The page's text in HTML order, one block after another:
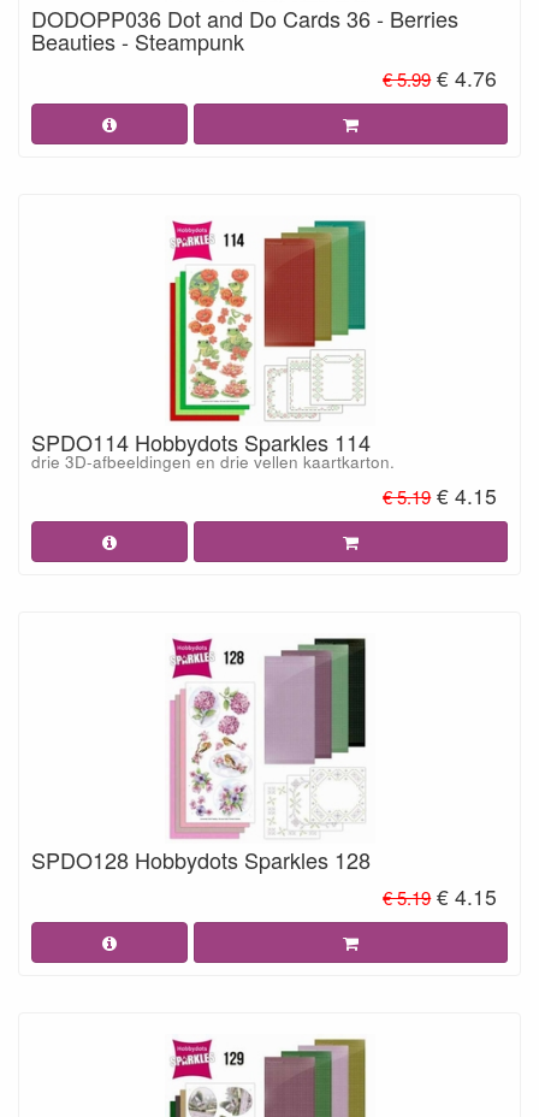
DODOPP036 Dot and Do Cards 36 - Berries
Beauties - Steampunk
€ 5.99 € 4.76
SPDO114 Hobbydots Sparkles 114
drie 3D-afbeeldingen en drie vellen kaartkarton.
€ 5.19 € 4.15
SPDO128 Hobbydots Sparkles 128
€ 5.19 € 4.15